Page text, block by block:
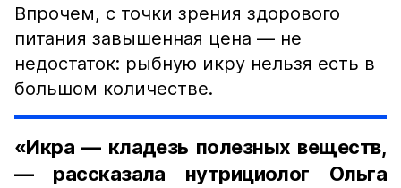
Впрочем, с точки зрения здорового
питания завышенная цена — не
недостаток: рыбную икру нельзя есть в
большом количестве.
«Икра — кладезь полезных веществ,
— рассказала нутрициолог Ольга